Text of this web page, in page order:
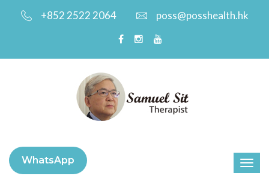
+852 2522 2064 poss@posshealth.hk
WhatsApp